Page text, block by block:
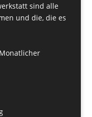
sind alle
und die, die es